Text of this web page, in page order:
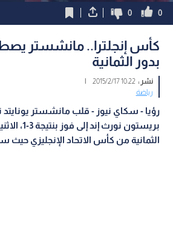
0
0
كأس إنجلترا.. مانشستر
بدور الثمانية
نشر :10:22 2015/2/17
|
رياضة
رؤيا - سكاي نيوز - قلب مانشستر يونايتد
بريستون نورث
الثمانية من كأس الاتحاد الإنجليزي